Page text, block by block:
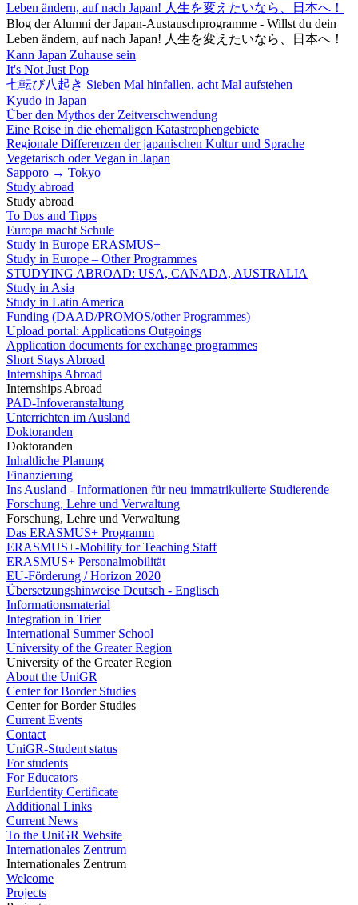
Leben ändern, auf nach Japan! 人生を変えたいなら、日本へ！
Blog der Alumni der Japan-Austauschprogramme - Willst du dein
Leben ändern, auf nach Japan! 人生を変えたいなら、日本へ！
Kann Japan Zuhause sein
It's Not Just Pop
七転び八起き Sieben Mal hinfallen, acht Mal aufstehen
Kyudo in Japan
Über den Mythos der Zeitverschwendung
Eine Reise in die ehemaligen Katastrophengebiete
Regionale Differenzen der japanischen Kultur und Sprache
Vegetarisch oder Vegan in Japan
Sapporo → Tokyo
Study abroad
Study abroad
To Dos and Tipps
Europa macht Schule
Study in Europe ERASMUS+
Study in Europe – Other Programmes
STUDYING ABROAD: USA, CANADA, AUSTRALIA
Study in Asia
Study in Latin America
Funding (DAAD/PROMOS/other Programmes)
Upload portal: Applications Outgoings
Application documents for exchange programmes
Short Stays Abroad
Internships Abroad
Internships Abroad
PAD-Infoveranstaltung
Unterrichten im Ausland
Doktoranden
Doktoranden
Inhaltliche Planung
Finanzierung
Ins Ausland - Informationen für neu immatrikulierte Studierende
Forschung, Lehre und Verwaltung
Forschung, Lehre und Verwaltung
Das ERASMUS+ Programm
ERASMUS+-Mobility for Teaching Staff
ERASMUS+ Personalmobilität
EU-Förderung / Horizon 2020
Übersetzungshinweise Deutsch - Englisch
Informationsmaterial
Integration in Trier
International Summer School
University of the Greater Region
University of the Greater Region
About the UniGR
Center for Border Studies
Center for Border Studies
Current Events
Contact
UniGR-Student status
For students
For Educators
EurIdentity Certificate
Additional Links
Current News
To the UniGR Website
Internationales Zentrum
Internationales Zentrum
Welcome
Projects